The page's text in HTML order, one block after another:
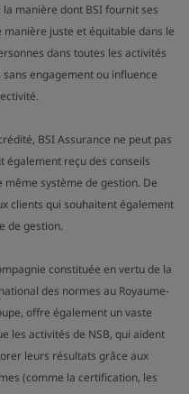
manière dont BSI fournit ses
manière juste et équitable dans le
dans toutes les activités
engagement ou influence
BSI Assurance ne peut pas
reçu des conseils
même système de gestion. De
clients qui souhaitent également
de gestion.
constituée en vertu de la
des normes au Royaume-
offre également un vaste
les activités de NSB, qui aident
leurs résultats grâce aux
(comme la certification, les